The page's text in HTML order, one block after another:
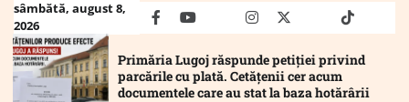
Skip
content
sâmbătă, august 8,
2026
facebookyoutubeMailinstagram
twitter truthtiktok
Primăria Lugoj răspunde petiției privind
parcările cu plată. Cetățenii cer acum
documentele care au stat la baza hotărârii